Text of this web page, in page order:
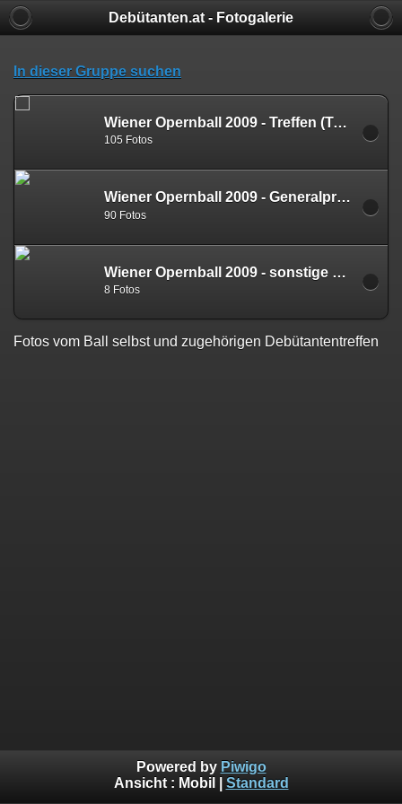
Debütanten.at - Fotogalerie
In dieser Gruppe suchen
Wiener Opernball 2009 - Treffen (Tanzschule Svabek, 15. Februar 2009)
105 Fotos
Wiener Opernball 2009 - Generalprobe
90 Fotos
Wiener Opernball 2009 - sonstige Bilder des Abends
8 Fotos
Fotos vom Ball selbst und zugehörigen Debütantentreffen
Powered by Piwigo
Ansicht : Mobil Standard